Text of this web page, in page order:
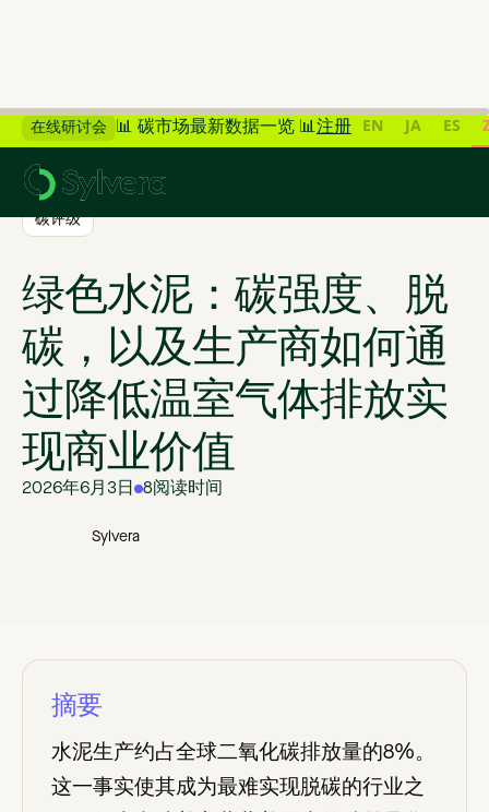
在线研讨会 📊 碳市场最新数据一览 📊注册 EN JA ES
碳评级
绿色水泥：碳强度、脱
碳，以及生产商如何通
过降低温室气体排放实
现商业价值
2026年6月3日 8阅读时间
Sylvera
摘要
水泥生产约占全球二氧化碳排放量的8%。
这一事实使其成为最难实现脱碳的行业之